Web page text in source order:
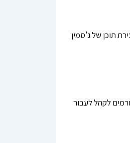
תוכן של ג'סמין
שגורמים לקהל לעבור